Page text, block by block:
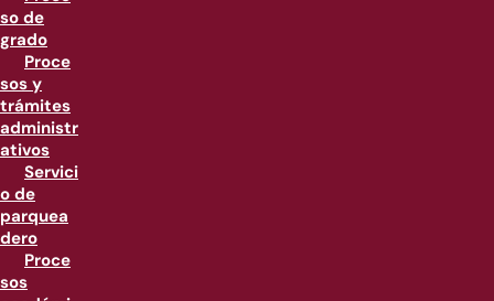
so de
grado
Proce
sos y
trámites
administr
ativos
Servici
o de
parquea
dero
Proce
sos